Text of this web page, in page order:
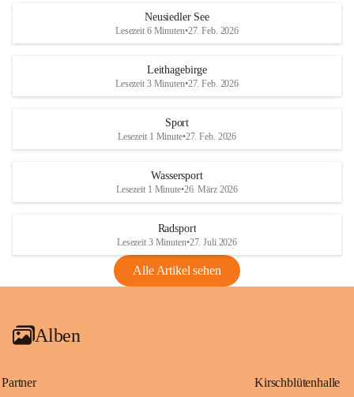
S
und den daraus folgenden wirtschaftlichen
Maßnahmen zur Bekämpfung
Rebe und der Amerikanischen
Anhang VBl. EU Nr. 18
1 Seite•1,4 MB
VBl. EU Nr. 18_2026
r
S
Neusiedler See
Lesezeit 6 Minuten•27. Feb. 2026
Leithagebirge
Lesezeit 3 Minuten•27. Feb. 2026
Sport
Lesezeit 1 Minute•27. Feb. 2026
Wassersport
Lesezeit 1 Minute•26. März 2026
Radsport
Lesezeit 3 Minuten•27. Juli 2026
Alle Artikel sehen
Alben
Partner Kirschblütenhalle